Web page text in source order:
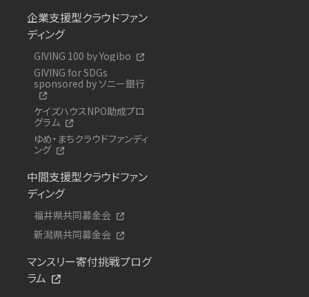
企業支援型クラウドファン
ディング
GIVING 100 by Yogibo
GIVING for SDGs
sponsored by ソニー銀行
ケイズハウスNPO助成プロ
グラム
ゆめ・まちクラウドファンディ
ング
中間支援型クラウドファン
ディング
福井県共同募金会
新潟県共同募金会
マンスリー寄付挑戦プログ
ラム